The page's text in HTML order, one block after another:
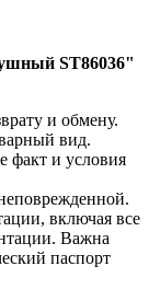
ST86036"
и обмену.
вид.
факт и условия
включая все
Важна
паспорт